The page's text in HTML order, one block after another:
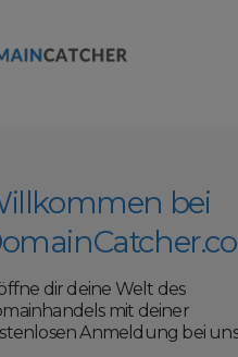
bei
dir deine Welt des
mit deiner
Anmeldung bei